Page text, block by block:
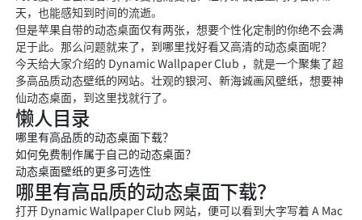
天，也能感知到时间的流逝。
但是苹果自带的动态桌面仅有两张，想要个性化定制的你绝不会满
足于此。那么问题就来了，到哪里找好看又高清的动态桌面呢？
今天给大家介绍的 Dynamic Wallpaper Club ，就是一个聚集了超
多高品质动态壁纸的网站。壮观的银河、新海诚画风壁纸，想要神
仙动态桌面，到这里找就行了。
懒人目录
哪里有高品质的动态桌面下载？
如何免费制作属于自己的动态桌面？
动态桌面壁纸的更多可选性
哪里有高品质的动态桌面下载？
打开 Dynamic Wallpaper Club 网站，便可以看到大字写着 A Mac